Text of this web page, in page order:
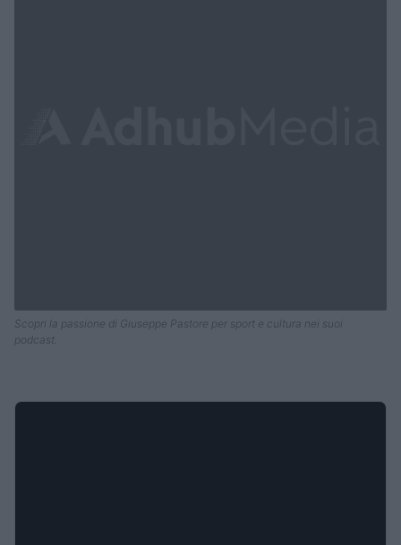
Scopri la passione di Giuseppe Pastore per sport e cultura nei suoi
podcast.